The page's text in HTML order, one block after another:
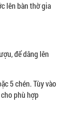
lên bàn thờ gia
để dâng lên
5 chén. Tùy vào
phù hợp